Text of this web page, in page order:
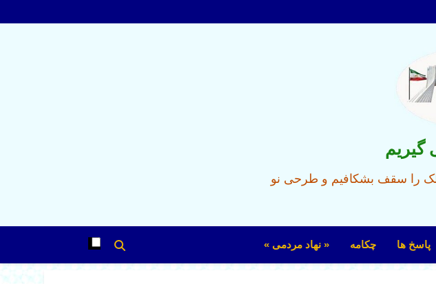
گیریم
فلک را سقف بشکافیم و طرحی نو
پاسخ ها چکامه « نهاد مردمی »